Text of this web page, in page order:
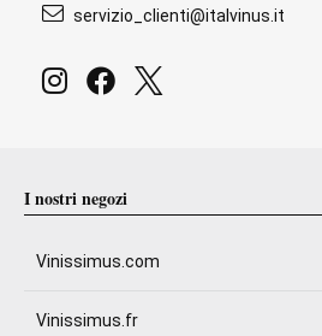
servizio_clienti@italvinus.it
I nostri negozi
Vinissimus.com
Vinissimus.fr